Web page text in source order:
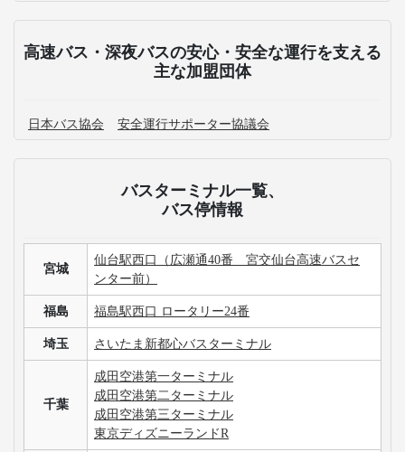
予約確認 予約変更 予約キャンセル 乗車方法
高速バス・深夜バスのよくある質問
高速バス予約時に性別を間違えて予約してしまいまし
熊本行きの高速バス最安値・割引情報を知りたいで
す。
3列シートのメリット・デメリットが知りたいです。
手荷物についての取り扱いが知りたいです。